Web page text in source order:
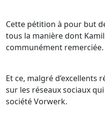
Cette pétition à pour but
tous la manière dont
communément remerciée.
Et ce, malgré d’excellents
sur les réseaux sociaux
société Vorwerk.